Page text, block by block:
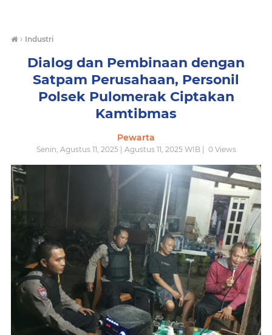
› Industri
Dialog dan Pembinaan dengan
Satpam Perusahaan, Personil
Polsek Pulomerak Ciptakan
Kamtibmas
Pewarta
Senin, Agustus 11, 2025 | Agustus 11, 2025 WIB | 0Views